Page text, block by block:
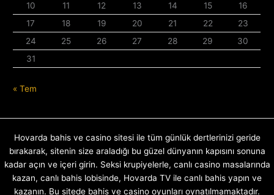
10
11 12 13 14 15
16
17
18 19 20 21 22
23
24
25 26 27 28 29
30
31
« Tem
Hovarda bahis ve casino sitesi ile tüm günlük dertlerinizi geride
bırakarak, sitenin size araladığı bu güzel dünyanın kapısını sonuna
kadar açın ve içeri girin. Seksi krupiyelerle, canlı casino masalarında
kazan, canlı bahis lobisinde, Hovarda TV ile canlı bahis yapın ve
kazanın. Bu sitede bahis ve casino oyunları oynatılmamaktadır.